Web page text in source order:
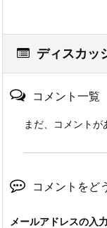
ディスカッ
コメント一覧
まだ、コメントが
コメントをど
メールアドレスの入